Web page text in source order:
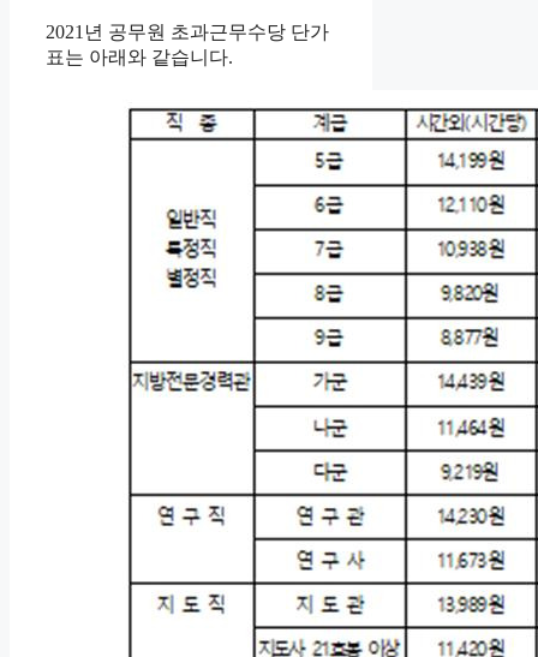
2021년 공무원 초과근무수당 단가
표는 아래와 같습니다.